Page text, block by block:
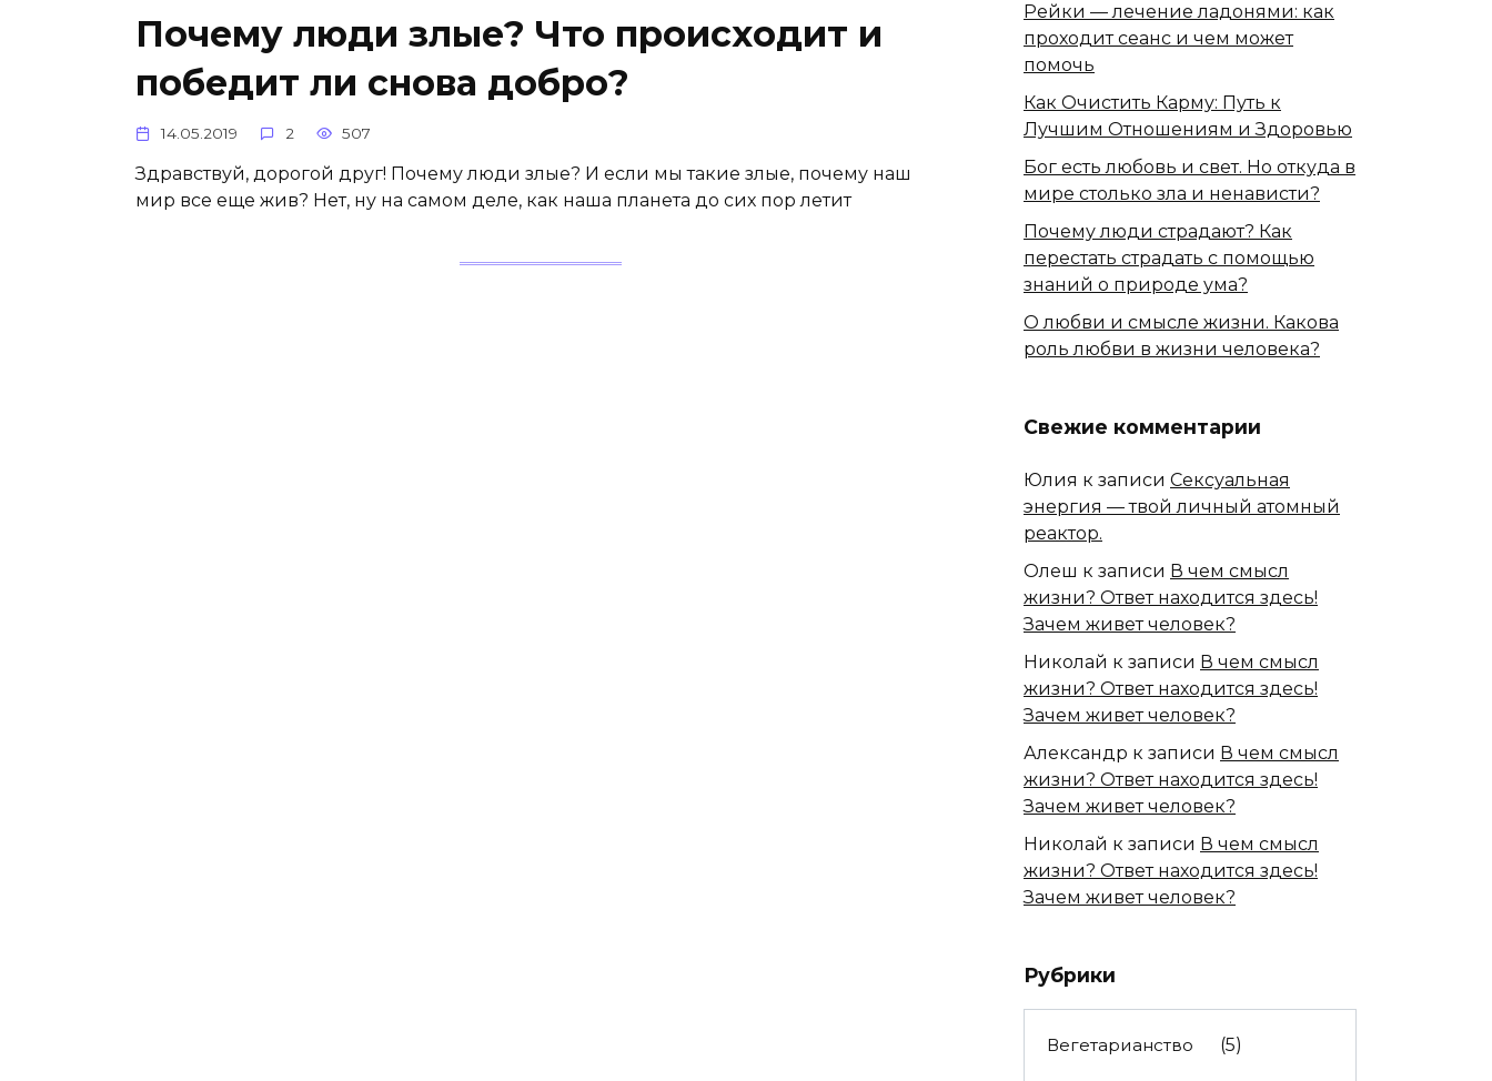
Почему люди злые? Что происходит и
победит ли снова добро?
14.05.2019 2 507
Здравствуй, дорогой друг! Почему люди злые? И если мы такие злые, почему наш
мир все еще жив? Нет, ну на самом деле, как наша планета до сих пор летит
Рейки — лечение ладонями: как
проходит сеанс и чем может
помочь
Как Очистить Карму: Путь к
Лучшим Отношениям и Здоровью
Бог есть любовь и свет. Но откуда в
мире столько зла и ненависти?
Почему люди страдают? Как
перестать страдать с помощью
знаний о природе ума?
О любви и смысле жизни. Какова
роль любви в жизни человека?
Свежие комментарии
Юлия к записи Сексуальная
энергия — твой личный атомный
реактор.
Олеш к записи В чем смысл
жизни? Ответ находится здесь!
Зачем живет человек?
Николай к записи В чем смысл
жизни? Ответ находится здесь!
Зачем живет человек?
Александр к записи В чем смысл
жизни? Ответ находится здесь!
Зачем живет человек?
Николай к записи В чем смысл
жизни? Ответ находится здесь!
Зачем живет человек?
Рубрики
Вегетарианство (5)